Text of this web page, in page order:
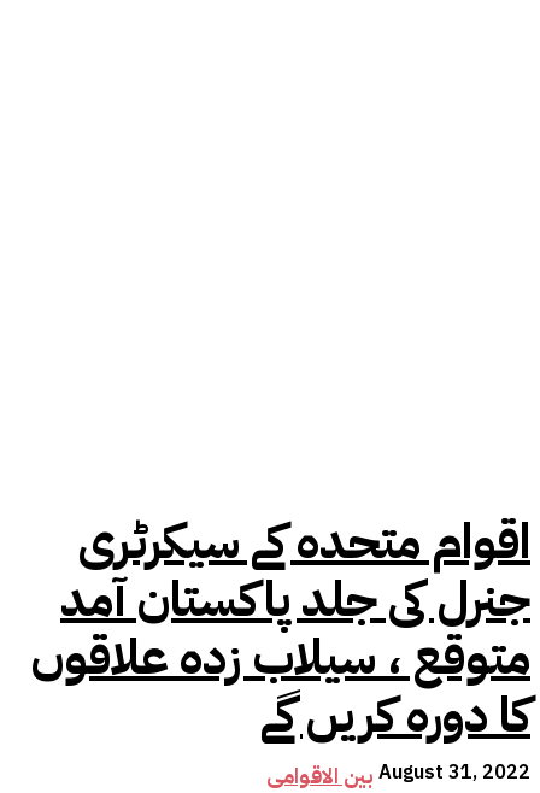
اقوام متحدہ کے سیکرٹری
جنرل کی جلد پاکستان آمد
متوقع ، سیلاب زدہ علاقوں
کا دورہ کریں گے
بین الاقوامی August 31, 2022